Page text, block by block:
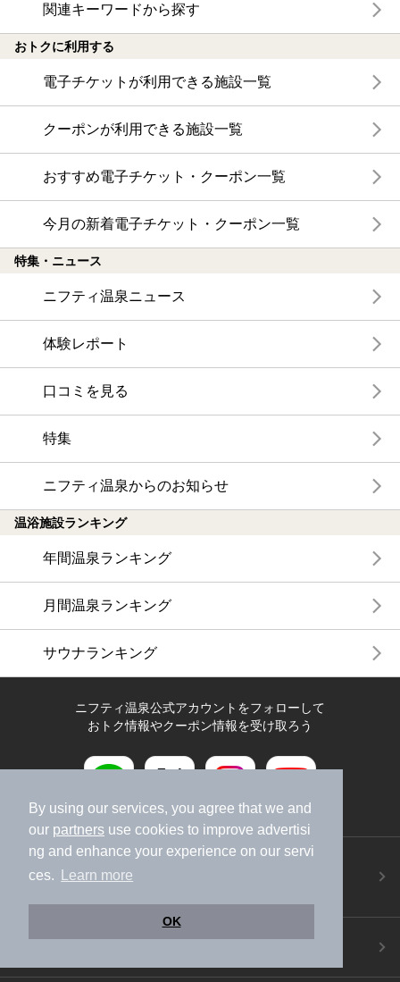
By using our services, you agree that we and
our partners use cookies to improve advertisi
ng and enhance your experience on our servi
ces.
Learn more
OK
関連キーワードから探す
おトクに利用する
電子チケットが利用できる施設一覧
クーポンが利用できる施設一覧
おすすめ電子チケット・クーポン一覧
今月の新着電子チケット・クーポン一覧
特集・ニュース
ニフティ温泉ニュース
体験レポート
口コミを見る
特集
ニフティ温泉からのお知らせ
温浴施設ランキング
年間温泉ランキング
月間温泉ランキング
サウナランキング
ニフティ温泉公式アカウントをフォローして
おトク情報やクーポン情報を受け取ろう
ニフティ温泉アプリ
地図から温泉検索！お得な限定クーポンも！
ご意見ご要望 ・お問い合わせ